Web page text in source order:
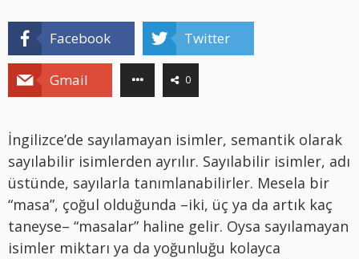
Facebook Twitter
Gmail 0
İngilizce’de sayılamayan isimler, semantik olarak
sayılabilir isimlerden ayrılır. Sayılabilir isimler, adı
üstünde, sayılarla tanımlanabilirler. Mesela bir
“masa”, çoğul olduğunda –iki, üç ya da artık kaç
taneyse– “masalar” haline gelir. Oysa sayılamayan
isimler miktarı ya da yoğunluğu kolayca